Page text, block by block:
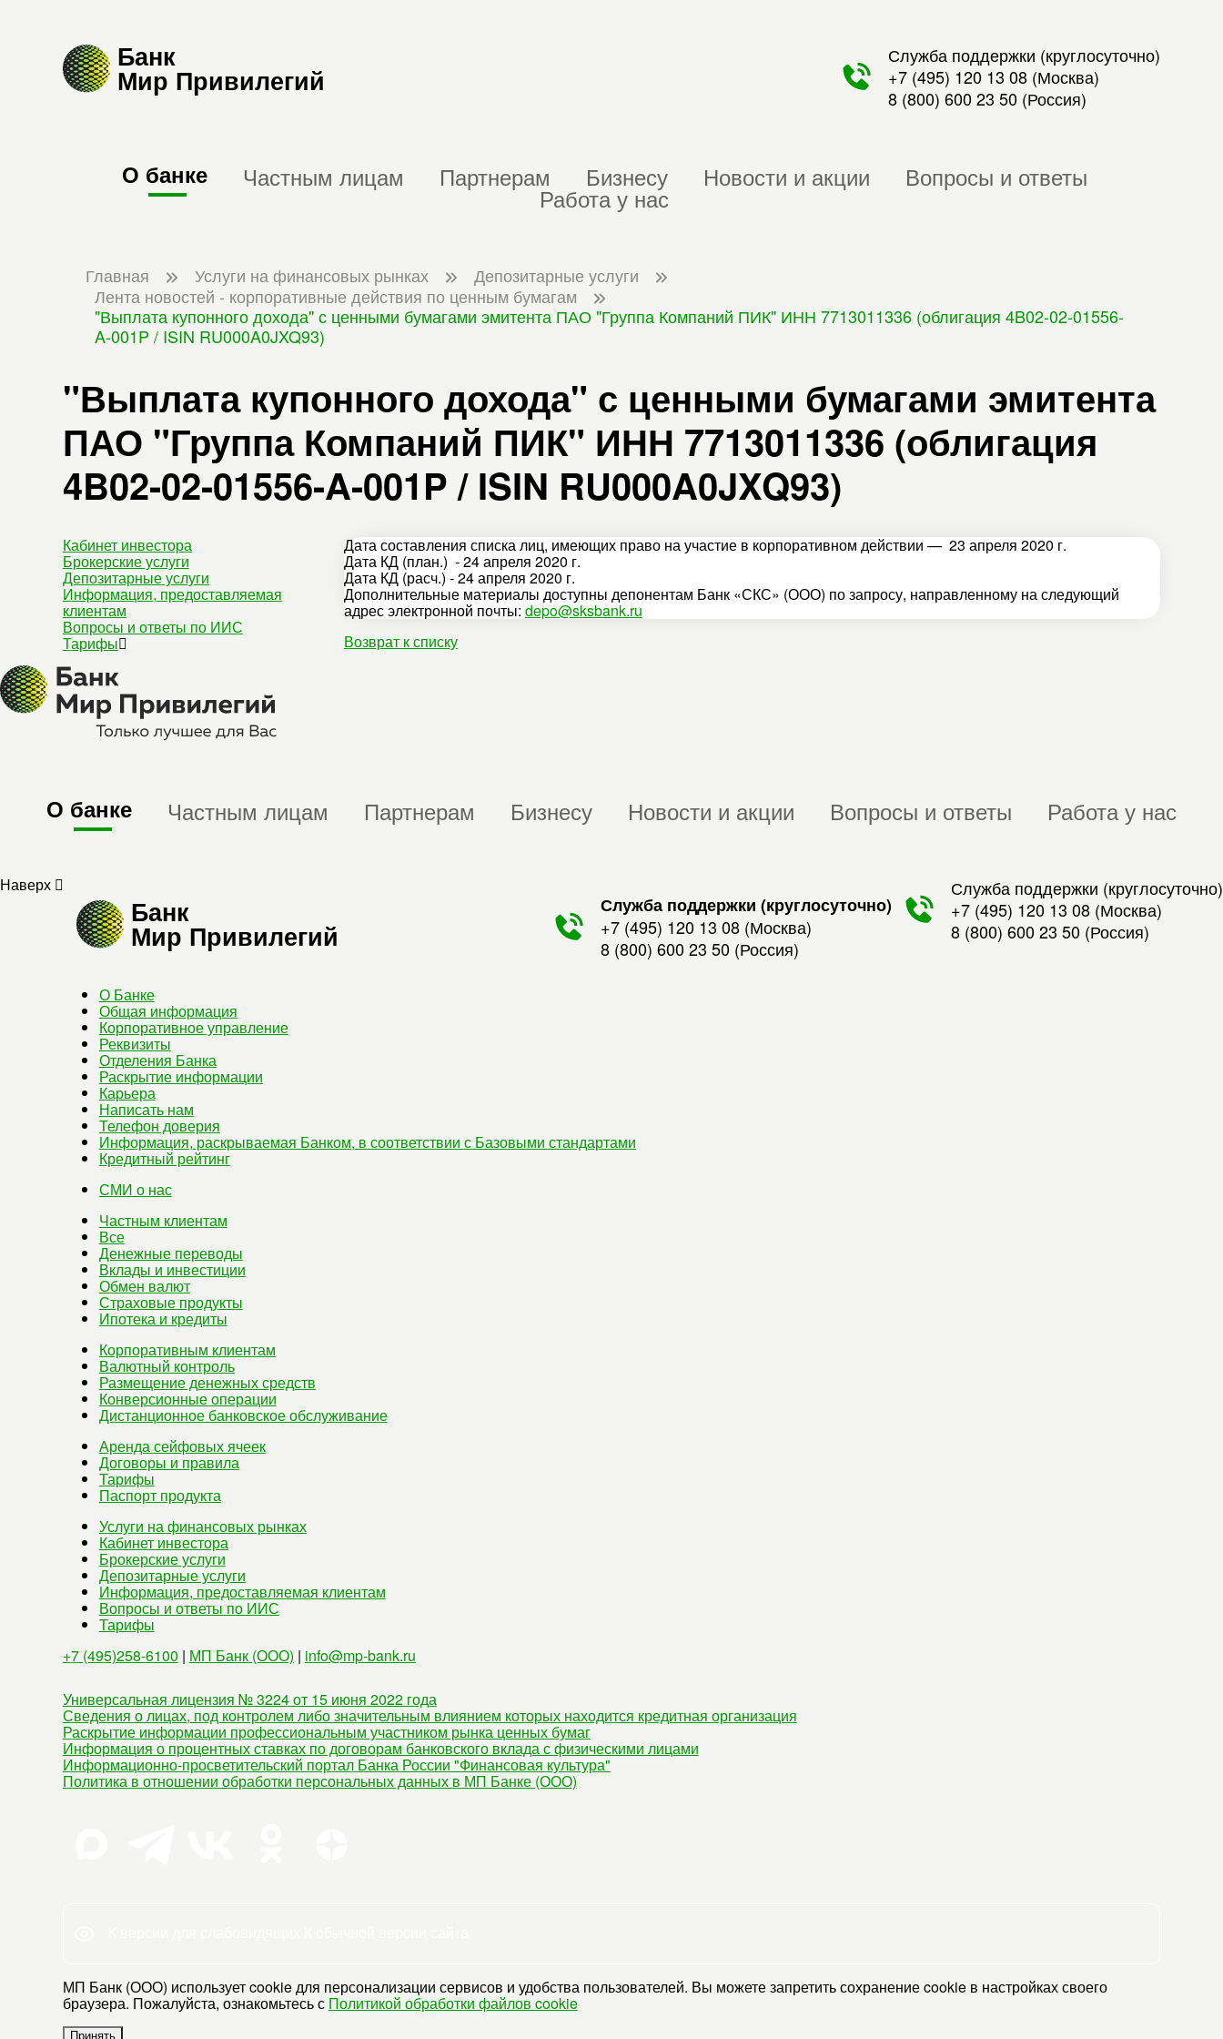
Банк
Мир Привилегий
Служба поддержки (круглосуточно)
+7 (495) 120 13 08 (Москва)
8 (800) 600 23 50 (Россия)
О банке Частным лицам Партнерам Бизнесу Новости и акции Вопросы и ответы
Работа у нас
Главная Услуги на финансовых рынках
Депозитарные услуги
Лента новостей - корпоративные действия по ценным бумагам
"Выплата купонного дохода" с ценными бумагами эмитента ПАО "Группа Компаний ПИК" ИНН 7713011336 (облигация 4B02-02-01556-
A-001P / ISIN RU000A0JXQ93)
"Выплата купонного дохода" с ценными бумагами эмитента
ПАО "Группа Компаний ПИК" ИНН 7713011336 (облигация
4B02-02-01556-A-001P / ISIN RU000A0JXQ93)
Кабинет инвестора
Брокерские услуги
Депозитарные услуги
Информация, предоставляемая
клиентам
Вопросы и ответы по ИИС
Тарифы
Дата составления списка лиц, имеющих право на участие в корпоративном действии — 23 апреля 2020 г.
Дата КД (план.) - 24 апреля 2020 г.
Дата КД (расч.) - 24 апреля 2020 г.
Дополнительные материалы доступны депонентам Банк «СКС» (ООО) по запросу, направленному на следующий
адрес электронной почты: depo@sksbank.ru
Возврат к списку
О банке Частным лицам Партнерам Бизнесу Новости и акции Вопросы и ответы Работа у нас
Служба поддержки (круглосуточно)
+7 (495) 120 13 08 (Москва)
8 (800) 600 23 50 (Россия)
Наверх
Банк
Мир Привилегий
Служба поддержки (круглосуточно)
+7 (495) 120 13 08 (Москва)
8 (800) 600 23 50 (Россия)
О Банке
Общая информация
Корпоративное управление
Реквизиты
Отделения Банка
Раскрытие информации
Карьера
Написать нам
Телефон доверия
Информация, раскрываемая Банком, в соответствии с Базовыми стандартами
Кредитный рейтинг
СМИ о нас
Частным клиентам
Все
Денежные переводы
Вклады и инвестиции
Обмен валют
Страховые продукты
Ипотека и кредиты
Корпоративным клиентам
Валютный контроль
Размещение денежных средств
Конверсионные операции
Дистанционное банковское обслуживание
Аренда сейфовых ячеек
Договоры и правила
Тарифы
Паспорт продукта
Услуги на финансовых рынках
Кабинет инвестора
Брокерские услуги
Депозитарные услуги
Информация, предоставляемая клиентам
Вопросы и ответы по ИИС
Тарифы
+7 (495)258-6100 | МП Банк (ООО) | info@mp-bank.ru
Универсальная лицензия № 3224 от 15 июня 2022 года
Сведения о лицах, под контролем либо значительным влиянием которых находится кредитная организация
Раскрытие информации профессиональным участником рынка ценных бумаг
Информация о процентных ставках по договорам банковского вклада с физическими лицами
Информационно-просветительский портал Банка России "Финансовая культура"
Политика в отношении обработки персональных данных в МП Банке (ООО)
МП Банк (ООО) использует cookie для персонализации сервисов и удобства пользователей. Вы можете запретить сохранение cookie в настройках своего
браузера. Пожалуйста, ознакомьтесь с Политикой обработки файлов cookie
Принять